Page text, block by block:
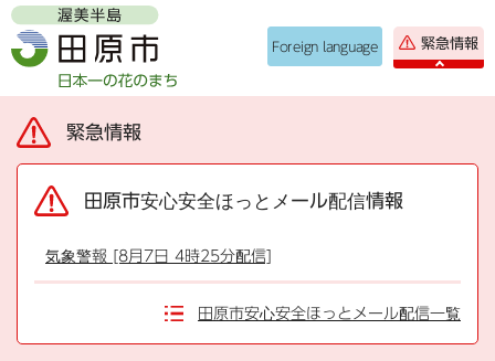
Foreign language 緊急情報
緊急情報
田原市安心安全ほっとメール配信情報
気象警報 [8月7日 4時25分配信]
田原市安心安全ほっとメール配信一覧